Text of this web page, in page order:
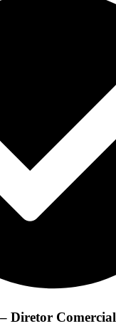
Diretor Comercial